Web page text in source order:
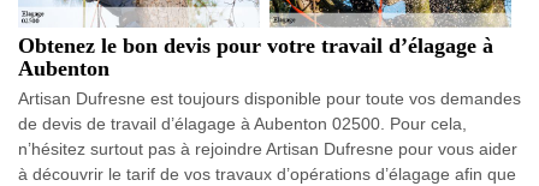
Obtenez le bon devis pour votre travail d’élagage à
Aubenton
Artisan Dufresne est toujours disponible pour toute vos demandes
de devis de travail d’élagage à Aubenton 02500. Pour cela,
n’hésitez surtout pas à rejoindre Artisan Dufresne pour vous aider
à découvrir le tarif de vos travaux d’opérations d’élagage afin que